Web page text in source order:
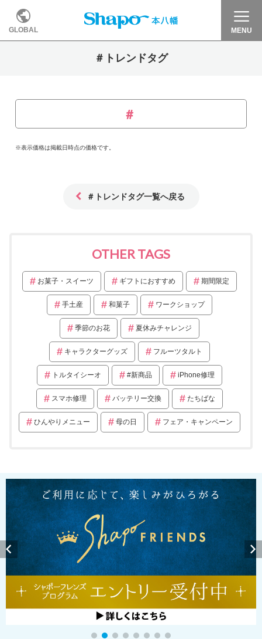
GLOBAL MENU
＃トレンドタグ
※表示価格は掲載日時点の価格です。
＃トレンドタグ一覧へ戻る
OTHER TAGS
お菓子・スイーツ ギフトにおすすめ 期間限定
手土産 和菓子 ワークショップ
季節のお花 夏休みチャレンジ
キャラクターグッズ フルーツタルト
トルタイシーオ #新商品 iPhone修理
スマホ修理 バッテリー交換 たちばな
ひんやりメニュー 母の日 フェア・キャンペーン